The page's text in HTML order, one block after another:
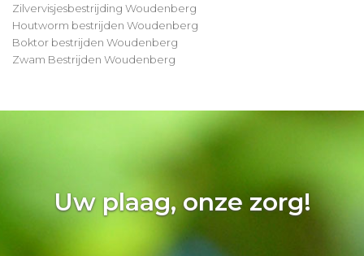
Zilvervisjesbestrijding Woudenberg
Houtworm bestrijden Woudenberg
Boktor bestrijden Woudenberg
Zwam Bestrijden Woudenberg
Uw plaag, onze zorg!